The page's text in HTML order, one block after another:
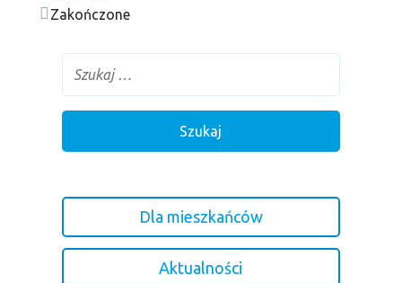
Zakończone
Dla mieszkańców
Aktualności